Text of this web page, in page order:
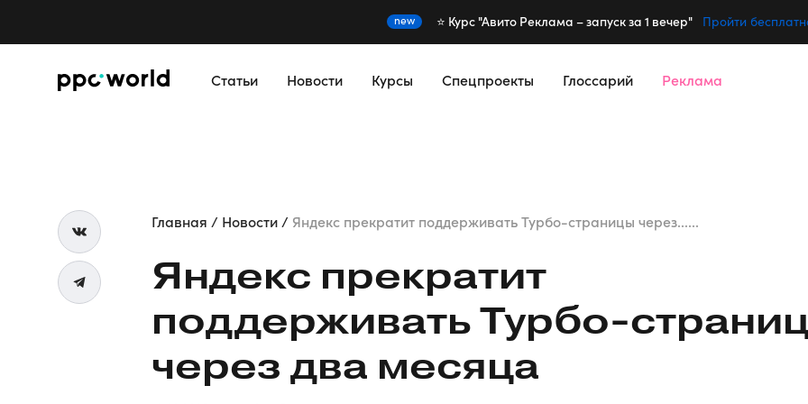
new ⭐️ Курс "Авито Реклама – запуск за 1 вечер" Пройти
Статьи Новости Курсы Спецпроекты Глоссарий Реклама
Главная Новости Яндекс прекратит поддерживать Турбо-страницы через......
Яндекс прекратит
поддерживатьТурбо-
через два месяца